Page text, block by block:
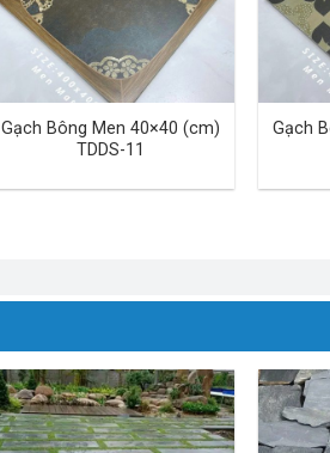
Gạch Bông Men 40×40 (cm)
TDDS-11
Gạch